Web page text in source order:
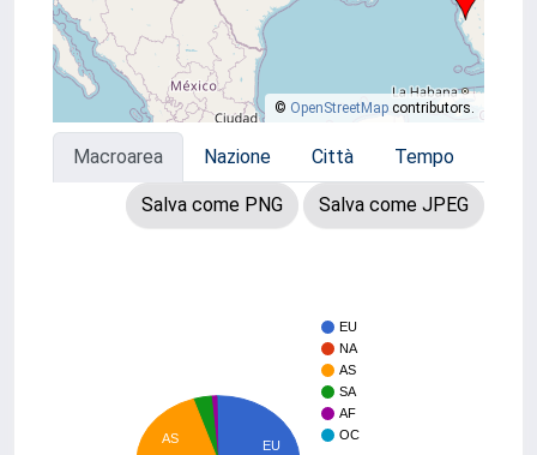
© OpenStreetMap contributors.
Macroarea Nazione Città Tempo
Salva come PNG Salva come JPEG
EU
NA
AS
SA
AF
OC
EU
AS